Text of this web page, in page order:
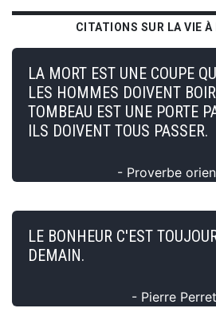
CITATIONS SUR LA VIE À
LA MORT EST UNE COUPE
LES HOMMES DOIVENT
TOMBEAU EST UNE PORTE
ILS DOIVENT TOUS PASSER.
- Proverbe
LE BONHEUR C'EST
DEMAIN.
- Pierre